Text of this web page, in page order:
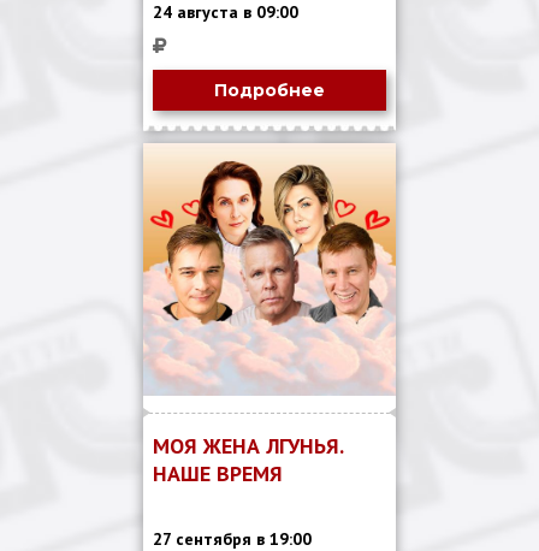
24 августа в 09:00
Подробнее
МОЯ ЖЕНА ЛГУНЬЯ.
НАШЕ ВРЕМЯ
27 сентября в 19:00